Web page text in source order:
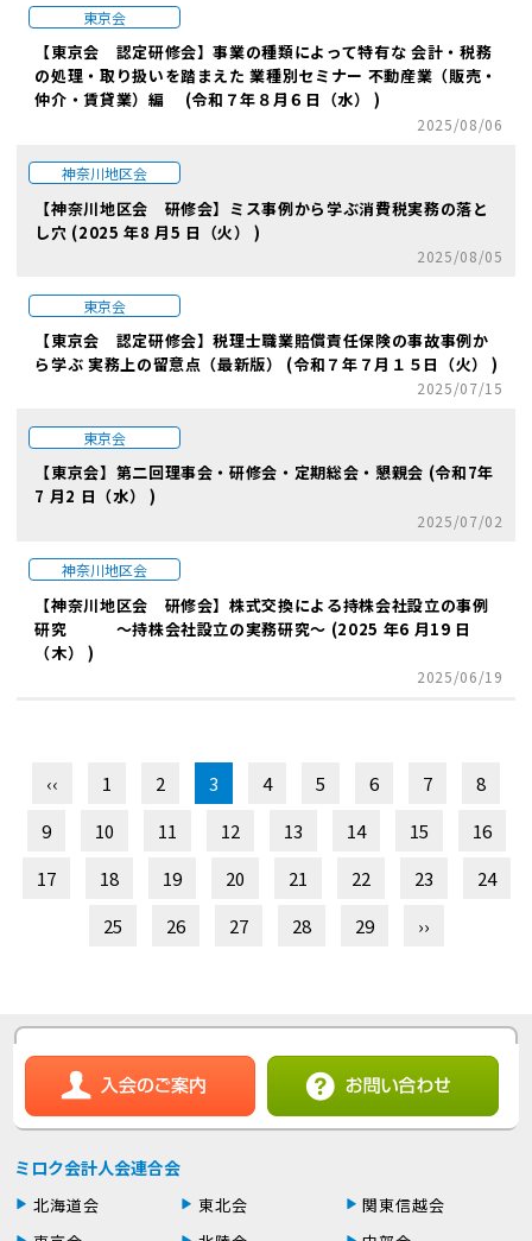
東京会
【東京会 認定研修会】事業の種類によって特有な 会計・税務
の処理・取り扱いを踏まえた 業種別セミナー 不動産業（販売・
仲介・賃貸業）編 (令和７年８月６日（水） )
2025/08/06
神奈川地区会
【神奈川地区会 研修会】ミス事例から学ぶ消費税実務の落と
し穴 (2025 年8 月5 日（火） )
2025/08/05
東京会
【東京会 認定研修会】税理士職業賠償責任保険の事故事例か
ら学ぶ 実務上の留意点（最新版） (令和７年７月１５日（火） )
2025/07/15
東京会
【東京会】第二回理事会・研修会・定期総会・懇親会 (令和7年
7 月2 日（水） )
2025/07/02
神奈川地区会
【神奈川地区会 研修会】株式交換による持株会社設立の事例
研究 ～持株会社設立の実務研究～ (2025 年6 月19 日
（木） )
2025/06/19
‹‹ 1 2 3 4 5 6 7
8
9
10 11 12 13 14 15
16
17
18 19 20 21 22 23
24
25
26 27 28 29 ››
ミロク会計人会連合会
北海道会 東北会
関東信越会